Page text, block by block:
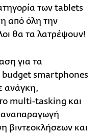
των tablets
από όλη την
θα τα λατρέψουν!
για τα
budget smartphones
ανάγκη,
multi-tasking και
αναπαραγωγή
βιντεοκλήσεων και